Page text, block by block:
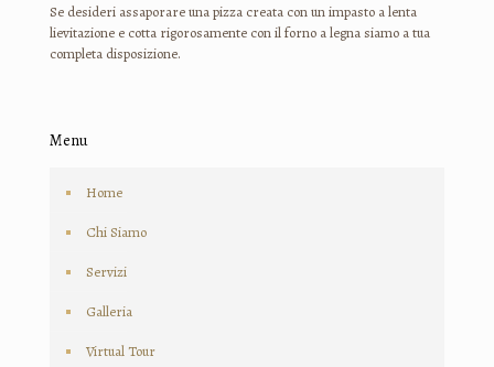
Se desideri assaporare una pizza creata con un impasto a lenta
lievitazione e cotta rigorosamente con il forno a legna siamo a tua
completa disposizione.
Menu
Home
Chi Siamo
Servizi
Galleria
Virtual Tour